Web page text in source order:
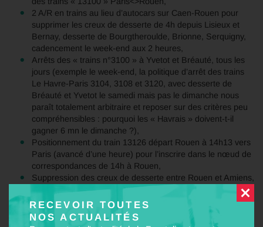
RECEVOIR TOUTES
NOS ACTUALITÉS
2 A/R en trains au lieu d’autocars sur Caen-Rouen pour
supprimer les creux de desserte de 4h depuis Lisieux et
Bernay, desserte de Bourgtheroulde, Brionne, Serquigny,
cadencement le week-end aux 2 heures,
Arrêts des « trains n°3100 » à Yvetot et Bréauté, tous les
jours (exemple le week-end, la politique d’arrêt des trains
Le Havre-Paris 3104, 3108 et 3120, avec desserte de
Bréauté et Yvetot le samedi mais pas le dimanche nous
paraît totalement arbitraire et reposer sur des critères peu
compréhensibles : pourquoi les « Havrais » doivent-t-il
gagner 6 mn le dimanche ?),
Positionnement du train 13126 départ Rouen à 14h13 vers
Paris (avancé d’une heure) pour l’inscrire dans le nœud de
correspondances de 14h à Rouen,
Suppression des creux de desserte entre Rouen et Amiens,
Rétablissement du 3
A/R Caen-Granville-Rennes par
train tous les jours, (Les autocars Granville-Rennes en
correspondance avec les trains Caen-Granville ne
desservent pas la gare de Pontorson-Mont-Saint-Michel où